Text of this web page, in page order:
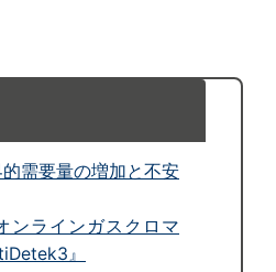
需要量の増加と不安
ンラインガスクロマ
』